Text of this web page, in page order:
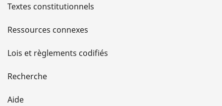
l
s
d
e
l
Textes constitutionnels
Ressources connexes
Lois et règlements codifiés
Recherche
Aide